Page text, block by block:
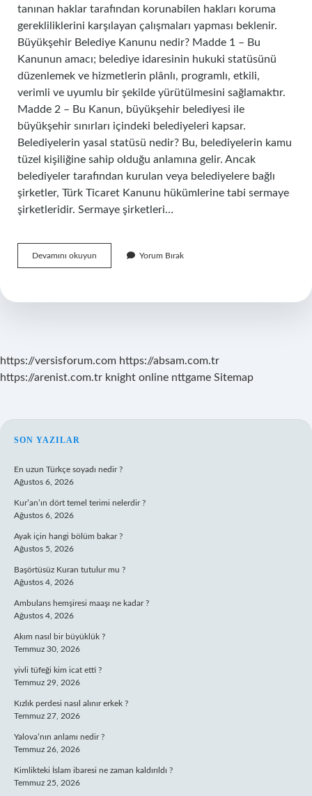
tanınan haklar tarafından korunabilen hakları koruma
gerekliliklerini karşılayan çalışmaları yapması beklenir.
Büyükşehir Belediye Kanunu nedir? Madde 1 – Bu
Kanunun amacı; belediye idaresinin hukuki statüsünü
düzenlemek ve hizmetlerin plânlı, programlı, etkili,
verimli ve uyumlu bir şekilde yürütülmesini sağlamaktır.
Madde 2 – Bu Kanun, büyükşehir belediyesi ile
büyükşehir sınırları içindeki belediyeleri kapsar.
Belediyelerin yasal statüsü nedir? Bu, belediyelerin kamu
tüzel kişiliğine sahip olduğu anlamına gelir. Ancak
belediyeler tarafından kurulan veya belediyelere bağlı
şirketler, Türk Ticaret Kanunu hükümlerine tabi sermaye
şirketleridir. Sermaye şirketleri…
Devamını okuyun Belediye
Kanunun
Yorum Bırak
https://versisforum.com https://absam.com.tr
https://arenist.com.tr knight online nttgame Sitemap
SIDEBAR
SON YAZILAR
En uzun Türkçe soyadı nedir ?
Ağustos 6, 2026
Kur’an’ın dört temel terimi nelerdir ?
Ağustos 6, 2026
Ayak için hangi bölüm bakar ?
Ağustos 5, 2026
Başörtüsüz Kuran tutulur mu ?
Ağustos 4, 2026
Ambulans hemşiresi maaşı ne kadar ?
Ağustos 4, 2026
Akım nasıl bir büyüklük ?
Temmuz 30, 2026
yivli tüfeği kim icat etti ?
Temmuz 29, 2026
Kızlık perdesi nasıl alınır erkek ?
Temmuz 27, 2026
Yalova’nın anlamı nedir ?
Temmuz 26, 2026
Kimlikteki İslam ibaresi ne zaman kaldırıldı ?
Temmuz 25, 2026